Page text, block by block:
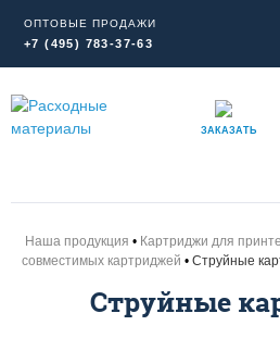
ОПТОВЫЕ ПРОДАЖИ
+7 (495) 783-37-63
ЗАКАЗАТЬ
Наша продукция Картриджи для
совместимых картриджей
Струйные
Струйные